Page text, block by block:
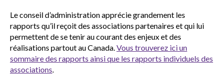
Le conseil d’administration apprécie grandement les
rapports qu’il reçoit des associations partenaires et qui lui
permettent de se tenir au courant des enjeux et des
réalisations partout au Canada. Vous trouverez ici un
sommaire des rapports ainsi que les rapports individuels des
associations